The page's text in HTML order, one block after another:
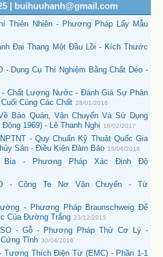
| buihuuhanh@gmail.com
Thiên Nhiên - Phương Pháp Lấy Mẫu
Đai Thang Một Đầu Lồi - Kích Thước
- Dụng Cụ Thí Nghiệm Bằng Chất Dẻo -
- Chất Lượng Nước - Đánh Giá Sự Phân
Cùng Các Chất 28/01/2016
Bảo Quản, Vận Chuyển Và Sử Dụng
1969) - Lê Thanh Nghị
18/02/2017
- Quy Chuẩn Kỹ Thuật Quốc Gia
Sản - Điều Kiện Đảm Bảo 15/06/2016
Bia - Phương Pháp Xác Định Độ
- Công Te Nơ Vận Chuyển - Từ
- Phương Pháp Braunschweig Để
Của Đường Trắng 23/12/2015
ISO - Gỗ - Phương Pháp Thử Cơ Lý -
Tĩnh 30/04/2016
Tương Thích Điện Từ (EMC) - Phần 1-1